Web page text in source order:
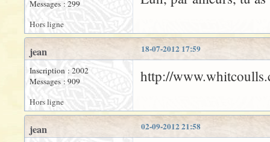
Messages : 299
Hors ligne
18-07-2012 17:59
jean
Inscription : 2002
Messages : 909
http://
Hors ligne
02-09-2012 21:58
jean